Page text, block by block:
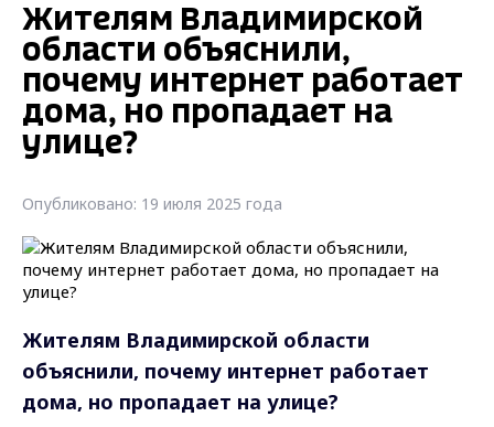
Жителям Владимирской
области объяснили,
почему интернет работает
дома, но пропадает на
улице?
Опубликовано: 19 июля 2025 года
Жителям Владимирской области
объяснили, почему интернет работает
дома, но пропадает на улице?